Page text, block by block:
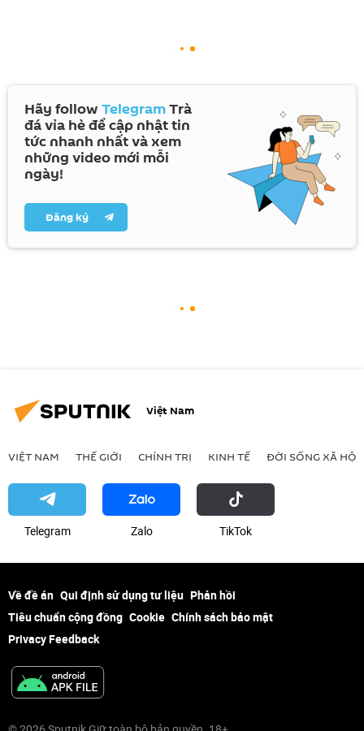
Hãy follow TelegramTrà
đá vỉa hè để cập nhật tin
tức nhanh nhất và xem
những video mới mỗi
ngày!
Đăng ký
Việt Nam
VIỆT NAM THẾ GIỚI CHÍNH TRỊ KINH TẾ ĐỜI SỐNG XÃ HỘI
Telegram Zalo ТikТоk
Về đề án Qui định sử dụng tư liệu Phản hồi
Tiêu chuẩn cộng đồng Cookie Chính sách bảo mật
Privacy Feedback